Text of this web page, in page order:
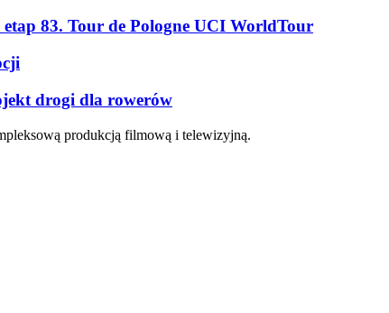
83. Tour de Pologne UCI WorldTour
drogi dla rowerów
produkcją filmową i telewizyjną.